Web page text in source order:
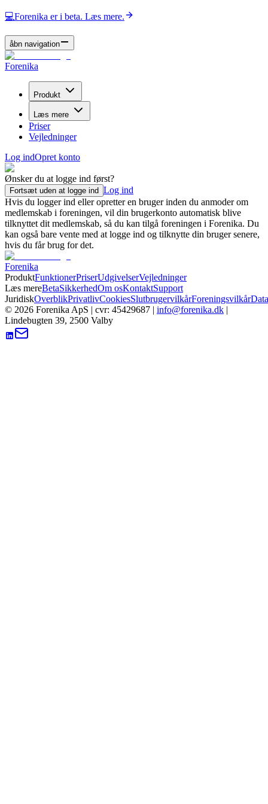
💻Forenika er i beta. Læs mere.
åbn navigation
Forenika
Produkt
Læs mere
Priser
Vejledninger
Log indOpret konto
Ønsker du at logge ind først?
Fortsæt uden at logge ind Log ind
Hvis du logger ind eller opretter en bruger inden du anmoder om
medlemskab i foreningen, vil din brugerkonto automatisk blive
tilknyttet dit medlemskab, så du kan tilgå foreningen i Forenika. Du
kan også bare vente med at logge ind og tilknytte din bruger senere,
hvis du får brug for det.
Forenika
ProduktFunktionerPriserUdgivelserVejledninger
Læs mereBetaSikkerhedOm osKontaktSupport
JuridiskOverblikPrivatlivCookiesSlutbrugervilkårForeningsvilkår
© 2026 Forenika ApS | cvr: 45429687 | info@forenika.dk |
Lindebugten 39, 2500 Valby